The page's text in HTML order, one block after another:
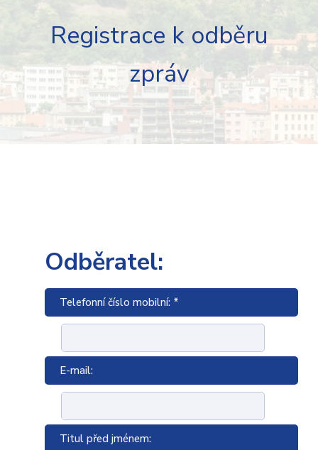
Registrace k odběru
zpráv
Odběratel:
Telefonní číslo mobilní: *
E-mail:
Titul před jménem: